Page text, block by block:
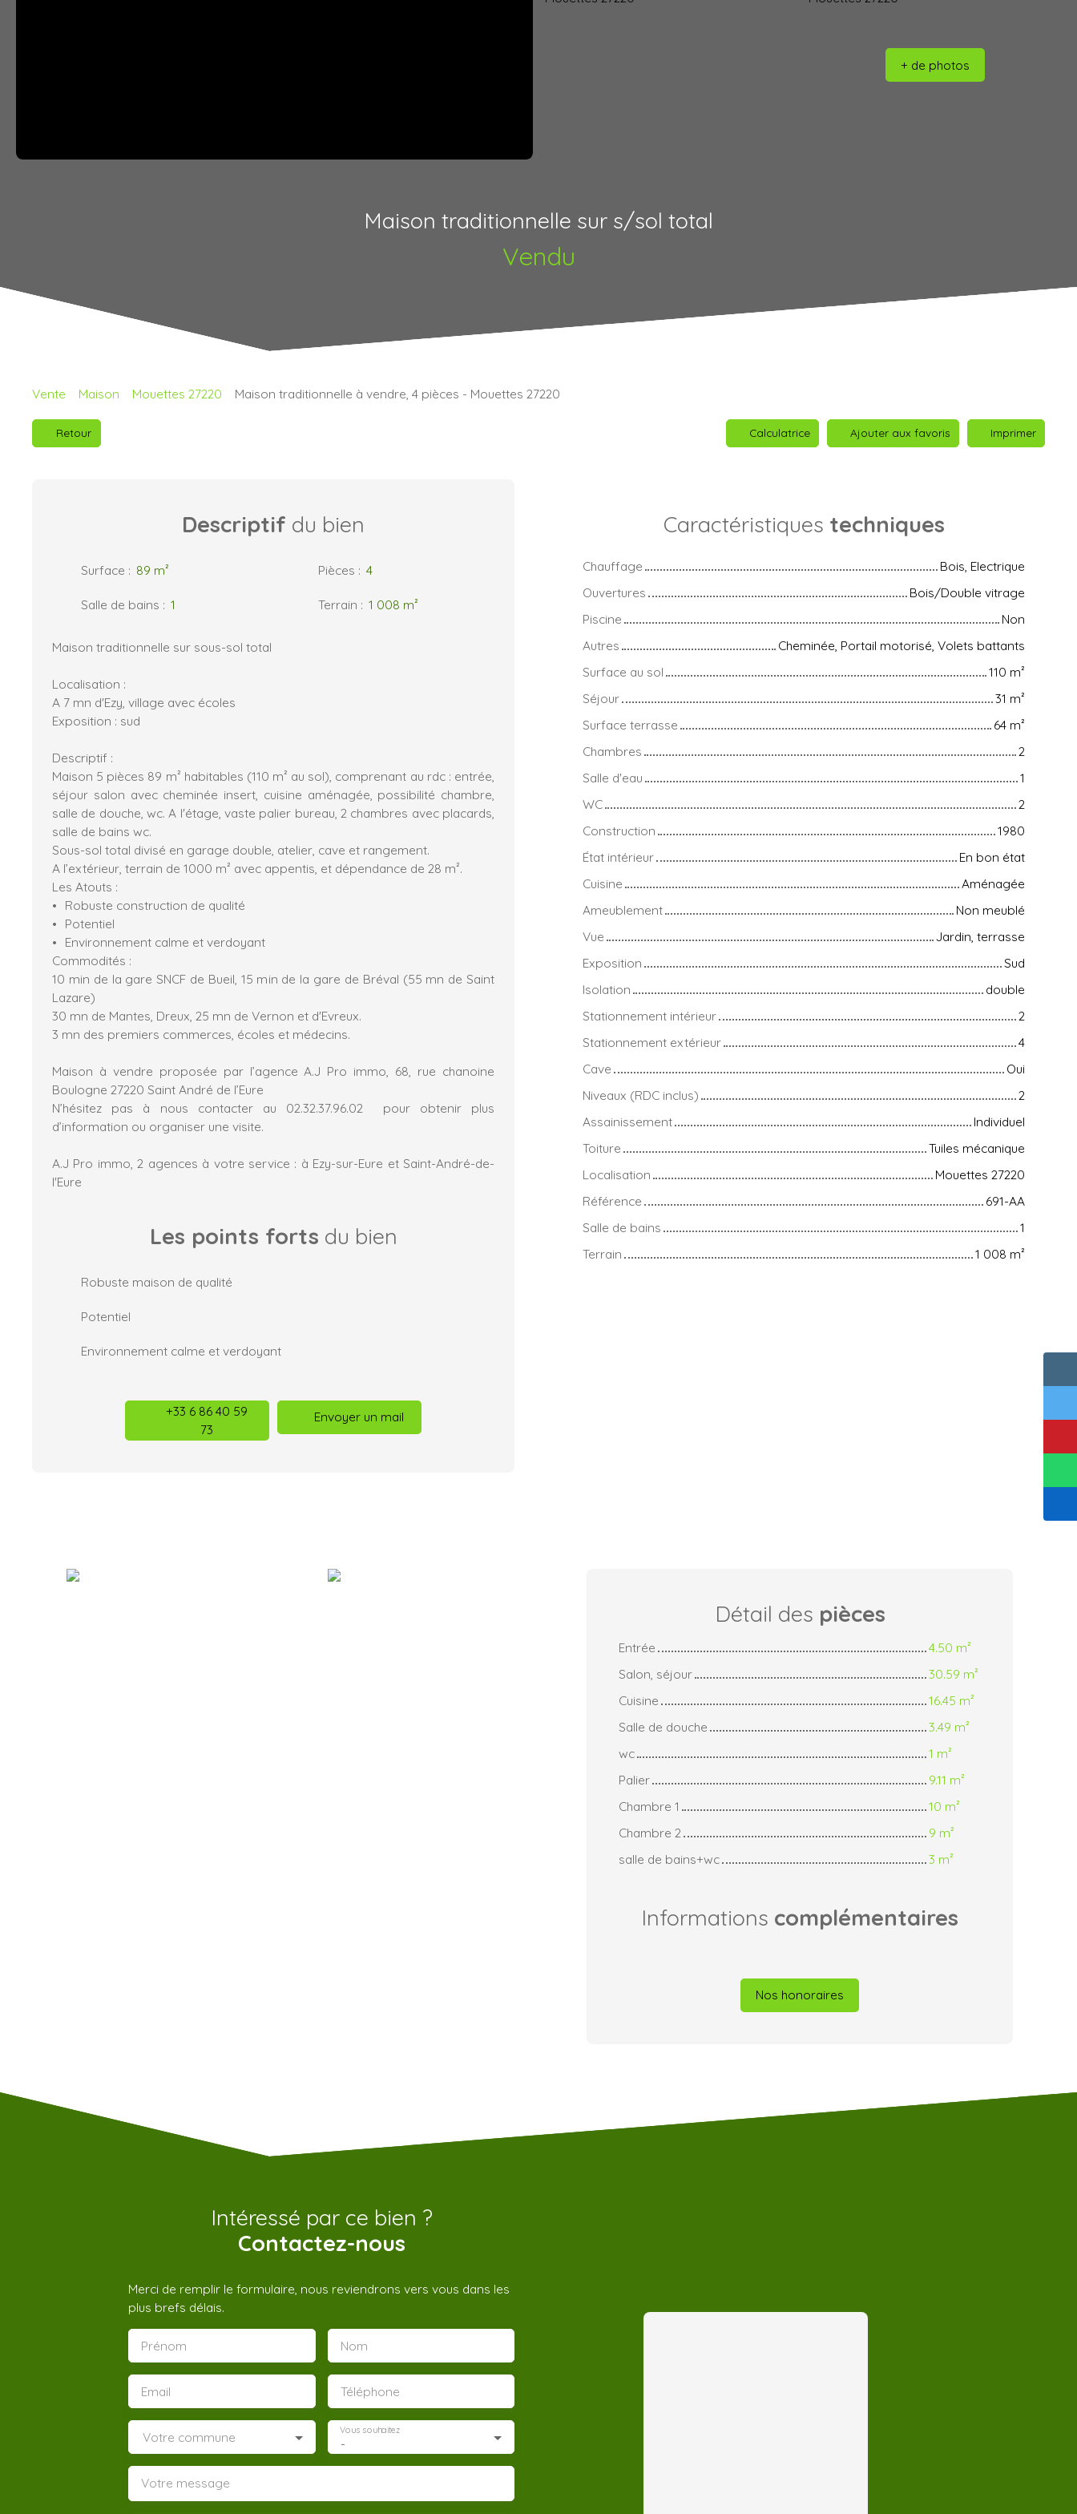
+ de photos
Maison traditionnelle sur s/sol total
Vendu
Vente Maison Mouettes 27220 Maison traditionnelle à vendre, 4 pièces - Mouettes 27220
Retour Calculatrice Ajouter aux favoris Imprimer
Descriptif du bien
Surface : 89 m² Pièces : 4
Salle de bains : 1 Terrain : 1 008 m²
Maison traditionnelle sur sous-sol total
Localisation :
A 7 mn d'Ezy, village avec écoles
Exposition : sud
Descriptif :
Maison 5 pièces 89 m² habitables (110 m² au sol), comprenant au rdc : entrée,
séjour salon avec cheminée insert, cuisine aménagée, possibilité chambre,
salle de douche, wc. A l'étage, vaste palier bureau, 2 chambres avec placards,
salle de bains wc.
Sous-sol total divisé en garage double, atelier, cave et rangement.
A l’extérieur, terrain de 1000 m² avec appentis, et dépendance de 28 m².
Les Atouts :
Robuste construction de qualité
Potentiel
Environnement calme et verdoyant
Commodités :
10 min de la gare SNCF de Bueil, 15 min de la gare de Bréval (55 mn de Saint
Lazare)
30 mn de Mantes, Dreux, 25 mn de Vernon et d'Evreux.
3 mn des premiers commerces, écoles et médecins.
Maison à vendre proposée par l’agence A.J Pro immo, 68, rue chanoine
Boulogne 27220 Saint André de l’Eure
N’hésitez pas à nous contacter au 02.32.37.96.02 pour obtenir plus
d’information ou organiser une visite.
A.J Pro immo, 2 agences à votre service : à Ezy-sur-Eure et Saint-André-de-
l'Eure
Les points forts du bien
Robuste maison de qualité
Potentiel
Environnement calme et verdoyant
+33 6 86 40 59
73
Envoyer un mail
Caractéristiques techniques
Chauffage
Bois, Electrique
Ouvertures
Bois/Double vitrage
Piscine
Non
Autres
Cheminée, Portail motorisé, Volets battants
Surface au sol
110 m²
Séjour
31 m²
Surface terrasse
64 m²
Chambres
2
Salle d'eau
1
WC
2
Construction
1980
État intérieur
En bon état
Cuisine
Aménagée
Ameublement
Non meublé
Vue
Jardin, terrasse
Exposition
Sud
Isolation
double
Stationnement intérieur
2
Stationnement extérieur
4
Cave
Oui
Niveaux (RDC inclus)
2
Assainissement
Individuel
Toiture
Tuiles mécanique
Localisation
Mouettes 27220
Référence
691-AA
Salle de bains
1
Terrain
1 008 m²
Détail des pièces
Entrée
4.50 m²
Salon, séjour
30.59 m²
Cuisine
16.45 m²
Salle de douche
3.49 m²
wc
1 m²
Palier
9.11 m²
Chambre 1
10 m²
Chambre 2
9 m²
salle de bains+wc
3 m²
Informations complémentaires
Nos honoraires
Intéressé par ce bien ?
Contactez-nous
Merci de remplir le formulaire, nous reviendrons vers vous dans les
plus brefs délais.
Prénom Nom
Email Téléphone
Votre commune -
Vous souhaitez
Votre message